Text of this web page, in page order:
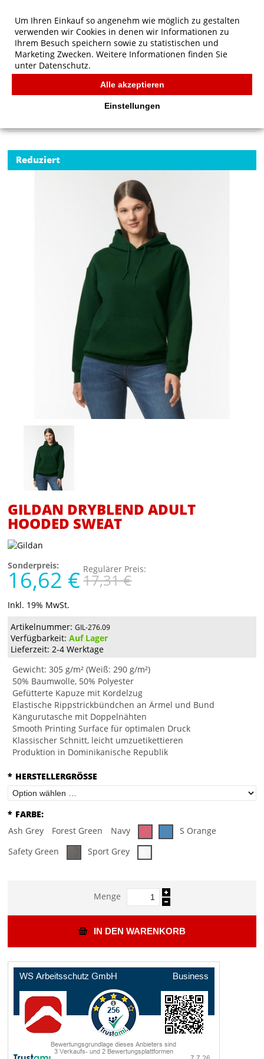
Gildan DryBlend Adult Hooded Sweat
Reduziert
GILDAN DRYBLEND ADULT
HOODED SWEAT
Sonderpreis:
16,62 € Regulärer Preis:
17,31 €
Inkl. 19% MwSt.
Artikelnummer: GIL-276.09
Verfügbarkeit:Auf Lager
Lieferzeit: 2-4 Werktage
Gewicht: 305 g/m² (Weiß: 290 g/m²)
50% Baumwolle, 50% Polyester
Gefütterte Kapuze mit Kordelzug
Elastische Rippstrickbündchen an Ärmel und Bund
Kängurutasche mit Doppelnähten
Smooth Printing Surface für optimalen Druck
Klassischer Schnitt, leicht umzuetikettieren
Produktion in Dominikanische Republik
* HERSTELLERGRÖSSE
* FARBE:
Ash Grey
Forest Green Navy
S Orange
Safety Green
Sport Grey
Menge
IN DEN WARENKORB
Um Ihren Einkauf so angenehm wie möglich zu gestalten
verwenden wir Cookies in denen wir Informationen zu
Ihrem Besuch speichern sowie zu statistischen und
Marketing Zwecken. Weitere Informationen finden Sie
unter Datenschutz.
Alle akzeptieren
Einstellungen